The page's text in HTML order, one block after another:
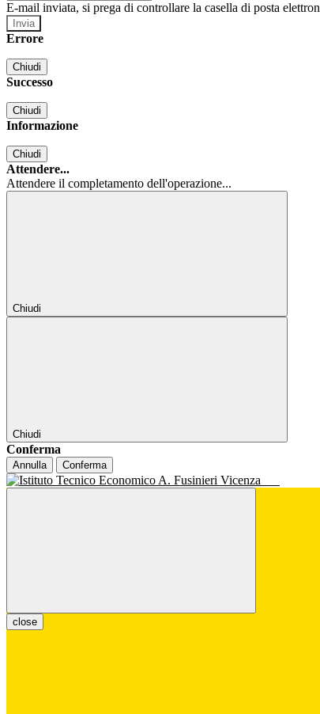
E-mail inviata, si prega di controllare la casella di posta
Errore
Chiudi
Successo
Chiudi
Informazione
Chiudi
Attendere...
Attendere il completamento dell'operazione...
Chiudi
Chiudi
Conferma
Annulla Conferma
close